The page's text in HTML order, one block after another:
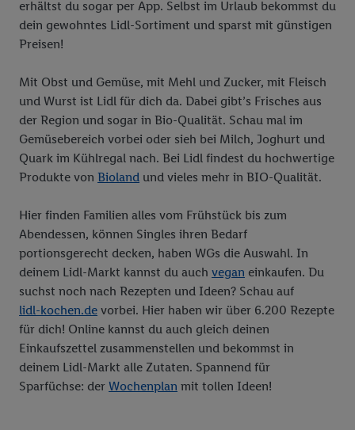
erhältst du sogar per App. Selbst im Urlaub bekommst du
dein gewohntes Lidl-Sortiment und sparst mit günstigen
Preisen!
Mit Obst und Gemüse, mit Mehl und Zucker, mit Fleisch
und Wurst ist Lidl für dich da. Dabei gibt’s Frisches aus
der Region und sogar in Bio-Qualität. Schau mal im
Gemüsebereich vorbei oder sieh bei Milch, Joghurt und
Quark im Kühlregal nach. Bei Lidl findest du hochwertige
Produkte von Bioland und vieles mehr in BIO-Qualität.
Hier finden Familien alles vom Frühstück bis zum
Abendessen, können Singles ihren Bedarf
portionsgerecht decken, haben WGs die Auswahl. In
deinem Lidl-Markt kannst du auch vegan einkaufen. Du
suchst noch nach Rezepten und Ideen? Schau auf
lidl-kochen.de vorbei. Hier haben wir über 6.200 Rezepte
für dich! Online kannst du auch gleich deinen
Einkaufszettel zusammenstellen und bekommst in
deinem Lidl-Markt alle Zutaten. Spannend für
Sparfüchse: der Wochenplan mit tollen Ideen!